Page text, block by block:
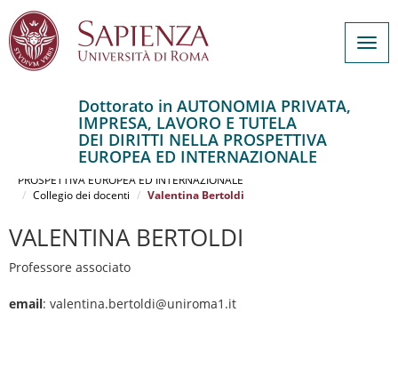
principale
Dottorato in AUTONOMIA PRIVATA,
IMPRESA, LAVORO E TUTELA
DEI DIRITTI NELLA PROSPETTIVA
EUROPEA ED INTERNAZIONALE
AUTONOMIA PRIVATA, IMPRESA, LAVORO E TUTELA DEI DIRITTI NELLA
PROSPETTIVA EUROPEA ED INTERNAZIONALE
Collegio dei docenti
Valentina Bertoldi
VALENTINA BERTOLDI
Professore associato
email: valentina.bertoldi@uniroma1.it